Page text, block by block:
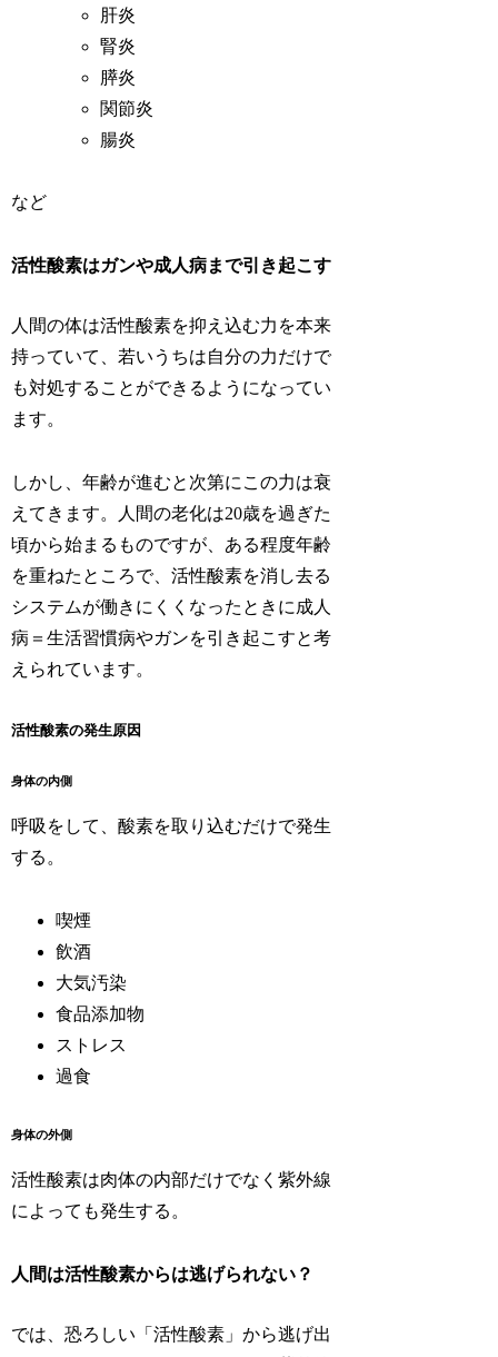
肝炎
腎炎
膵炎
関節炎
腸炎
など
活性酸素はガンや成人病まで引き起こす
人間の体は活性酸素を抑え込む力を本来
持っていて、若いうちは自分の力だけで
も対処することができるようになってい
ます。
しかし、年齢が進むと次第にこの力は衰
えてきます。人間の老化は20歳を過ぎた
頃から始まるものですが、ある程度年齢
を重ねたところで、活性酸素を消し去る
システムが働きにくくなったときに成人
病＝生活習慣病やガンを引き起こすと考
えられています。
活性酸素の発生原因
身体の内側
呼吸をして、酸素を取り込むだけで発生
する。
喫煙
飲酒
大気汚染
食品添加物
ストレス
過食
身体の外側
活性酸素は肉体の内部だけでなく紫外線
によっても発生する。
人間は活性酸素からは逃げられない？
では、恐ろしい「活性酸素」から逃げ出